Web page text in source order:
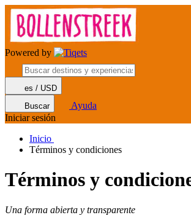
Powered by
es / USD
Buscar
Ayuda
Iniciar sesión
Inicio
Términos y condiciones
Términos y
Una forma abierta y transparente